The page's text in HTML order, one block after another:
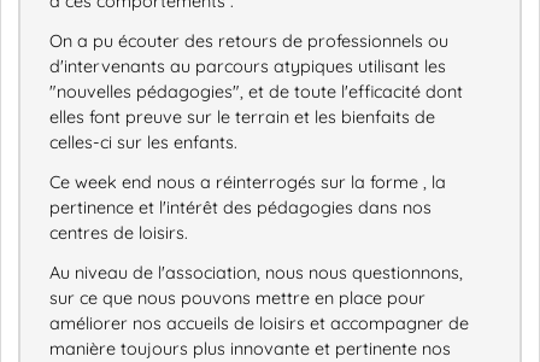
On a pu écouter des retours de professionnels ou
d'intervenants au parcours atypiques utilisant les
"nouvelles pédagogies", et de toute l'efficacité dont
elles font preuve sur le terrain et les bienfaits de
celles-ci sur les enfants.
Ce week end nous a réinterrogés sur la forme , la
pertinence et l'intérêt des pédagogies dans nos
centres de loisirs.
Au niveau de l'association, nous nous questionnons,
sur ce que nous pouvons mettre en place pour
améliorer nos accueils de loisirs et accompagner de
manière toujours plus innovante et pertinente nos